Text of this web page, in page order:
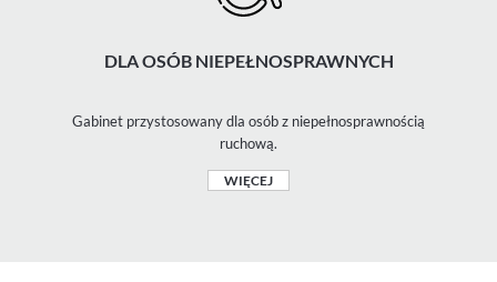
DLA OSÓB NIEPEŁNOSPRAWNYCH
Gabinet przystosowany dla osób z niepełnosprawnością
ruchową.
WIĘCEJ